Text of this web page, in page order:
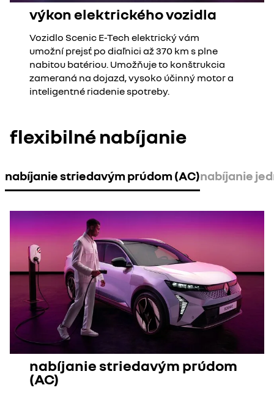
výkon elektrického vozidla
Vozidlo Scenic E-Tech elektrický vám
umožní prejsť po diaľnici až 370 km s plne
nabitou batériou. Umožňuje to konštrukcia
zameraná na dojazd, vysoko účinný motor a
inteligentné riadenie spotreby.
flexibilné nabíjanie
nabíjanie striedavým prúdom (AC)nabíjanie
nabíjanie striedavým prúdom
(AC)